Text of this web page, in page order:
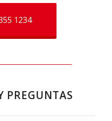
1234
PREGUNTAS